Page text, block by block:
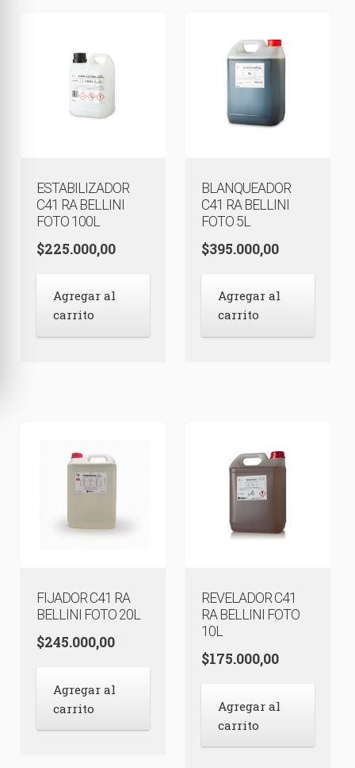
ESTABILIZADOR
C41 RA BELLINI
FOTO 100L
$225.000,00
Agregar al
carrito
BLANQUEADOR
C41 RA BELLINI
FOTO 5L
$395.000,00
Agregar al
carrito
FIJADOR C41 RA
BELLINI FOTO 20L
$245.000,00
Agregar al
carrito
REVELADOR C41
RA BELLINI FOTO
10L
$175.000,00
Agregar al
carrito
Instantáneas